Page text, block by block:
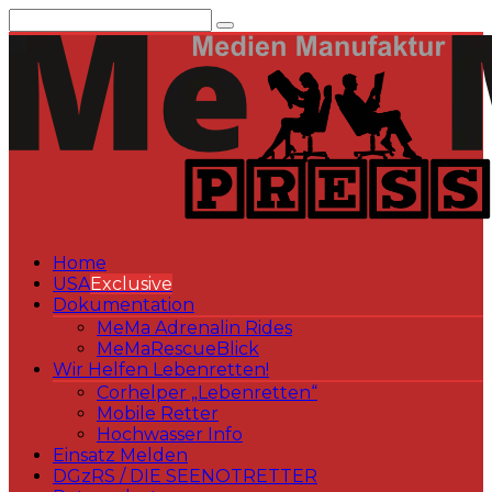
Inhalt
springen
Home
USAExclusive
Dokumentation
MeMa Adrenalin Rides
MeMaRescueBlick
Wir Helfen Lebenretten!
Corhelper „Lebenretten“
Mobile Retter
Hochwasser Info
Einsatz Melden
DGzRS / DIE SEENOTRETTER